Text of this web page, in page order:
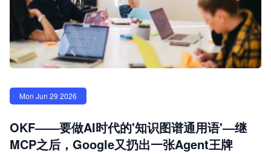
Mon Jun 29 2026
OKF——要做AI时代的'知识图谱通用语'—继
MCP之后，Google又扔出一张Agent王牌